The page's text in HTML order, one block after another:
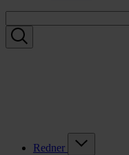
Redner